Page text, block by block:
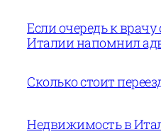
Если очередь к
Италии напомнил
Сколько стоит
Недвижимость в